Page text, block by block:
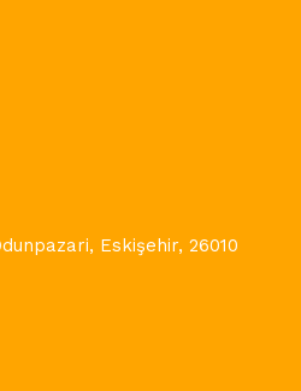
Eskişehir, 26010